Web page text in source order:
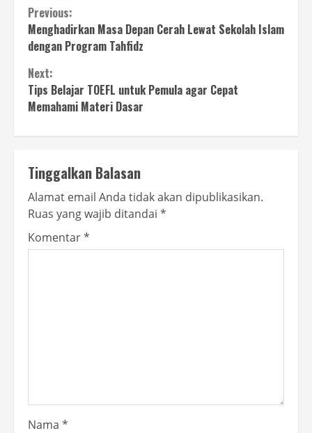
Continue
Reading
Previous:
Menghadirkan Masa Depan Cerah Lewat Sekolah Islam
dengan Program Tahfidz
Next:
Tips Belajar TOEFL untuk Pemula agar Cepat
Memahami Materi Dasar
Tinggalkan Balasan
Alamat email Anda tidak akan dipublikasikan.
Ruas yang wajib ditandai *
Komentar*
Nama *